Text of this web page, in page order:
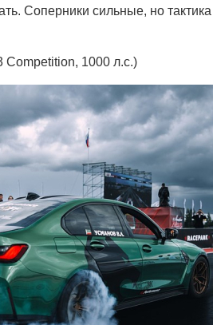
Соперники сильные, но
Competition, 1000 л.с.)